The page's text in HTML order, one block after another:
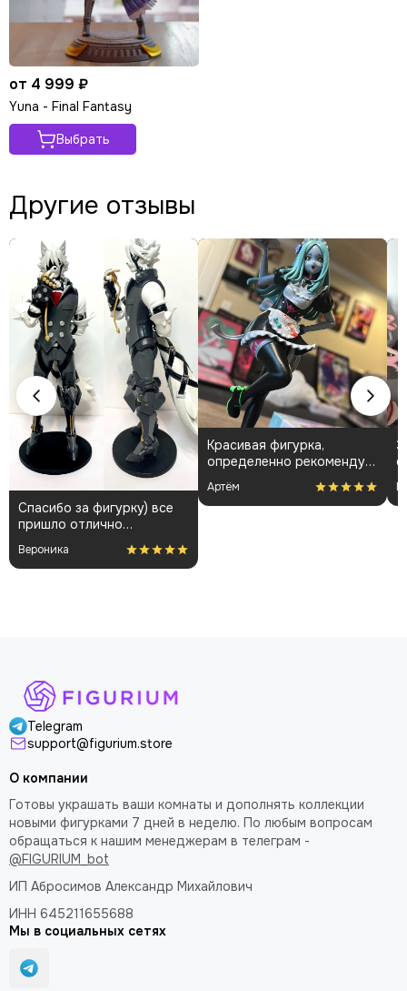
от 4 999 ₽
Yuna - Final Fantasy
Выбрать
Другие отзывы
Спасибо за фигурку) все
пришло отлично
упакованным. Отдельная
благодарность за
покраску модели.
Вероника
Красивая фигурка,
определенно рекомендую
Артём
Telegram
support@figurium.store
О компании
Готовы украшать ваши комнаты и дополнять коллекции
новыми фигурками 7 дней в неделю. По любым вопросам
обращаться к нашим менеджерам в телеграм -
@FIGURIUM_bot
ИП Абросимов Александр Михайлович
ИНН 645211655688
Мы в социальных сетях